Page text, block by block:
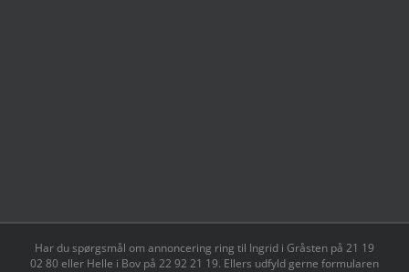
Har du spørgsmål om annoncering ring til Ingrid i Gråsten på 21 19
02 80 ‬eller Helle i Bov på 22 92 21 19‬. Ellers udfyld gerne formularen